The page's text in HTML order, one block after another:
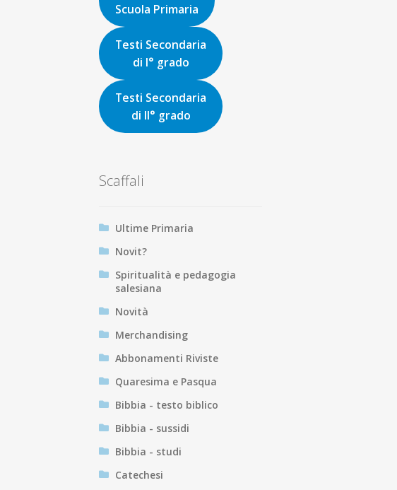
Scuola Primaria
Testi Secondaria
di I° grado
Testi Secondaria
di II° grado
Scaffali
Ultime Primaria
Novit?
Spiritualità e pedagogia
salesiana
Novità
Merchandising
Abbonamenti Riviste
Quaresima e Pasqua
Bibbia - testo biblico
Bibbia - sussidi
Bibbia - studi
Catechesi